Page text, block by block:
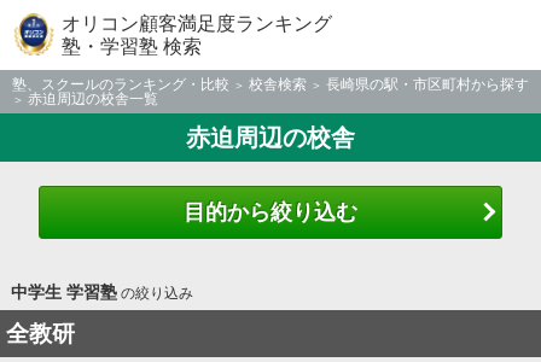
オリコン顧客満足度ランキング
塾・学習塾 検索
塾、スクールのランキング・比較 校舎検索
長崎県の駅・市区町村から探す
赤迫周辺の校舎一覧
赤迫周辺の校舎
目的から絞り込む
中学生 学習塾の絞り込み
全教研